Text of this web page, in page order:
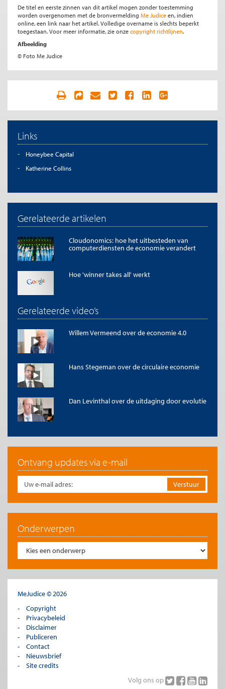
De titel en eerste zinnen van dit artikel mogen zonder toestemming
worden overgenomen met de bronvermelding Me Judice en, indien
online, een link naar het artikel. Volledige overname is slechts beperkt
toegestaan. Voor meer informatie, zie onze copyright richtlijnen.
Afbeelding
© Foto Me Judice
Links
Honeybee Capital
Katherine Collins
Gerelateerde artikelen
Cloudonomics: hoe het uitbesteden van
computerdiensten de economie verandert
Hoe 'winner takes all' werkt
Gerelateerde video’s
Willem Vermeend over de economie 4.0
Hans Stegeman over de circulaire economie
Dan Levinthal over de uitdaging door evolutie
Ontvang updates via e-mail
Onderwerpen
MeJudice © 2026
Copyright
Privacybeleid
Disclaimer
Publiceren
Contact
Nieuwsbrief
Site credits
Volg ons op